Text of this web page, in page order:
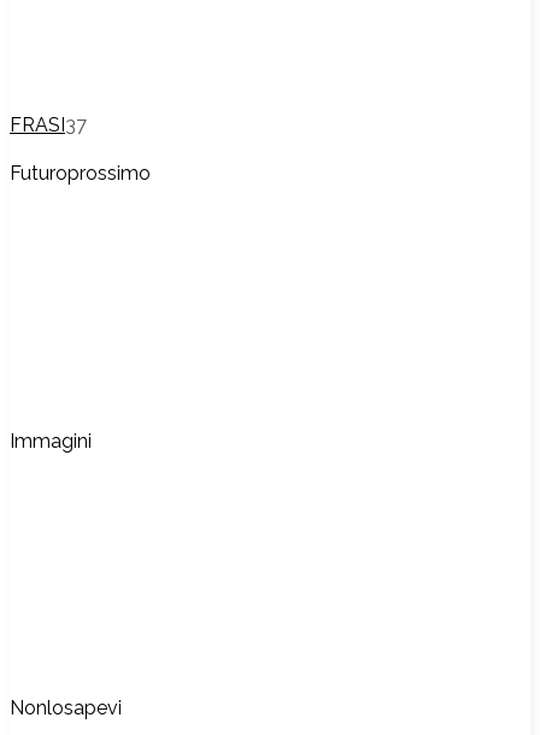
FRASI 37
Futuroprossimo
Immagini
Nonlosapevi